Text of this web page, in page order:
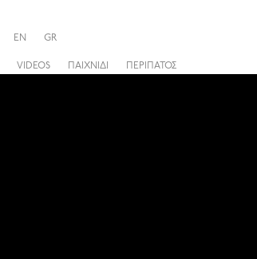
VIDEOS ΠΑΙΧΝΙΔΙ ΠΕΡΙΠΑΤΟΣ
EN GR